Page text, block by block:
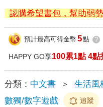
認購希望書包，幫助弱
預計最高可得金幣 5點 ?
HAPPY GO享100累1點 4點
分類： 中文書 ＞ 生活風
數獨/數字遊戲
追蹤